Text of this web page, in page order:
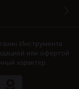
Инструмента
или офертой
характер.